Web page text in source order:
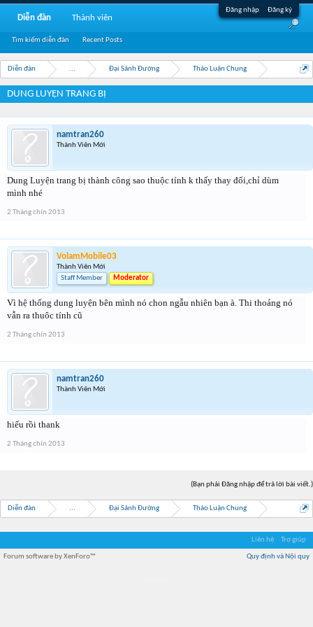
Đăng nhập Đăng ký
Diễn đàn ... Đại Sảnh Đường Thảo Luận Chung
DUNG LUYỆN TRANG BỊ
namtran260
Thành Viên Mới
Dung Luyện trang bị thành công sao thuộc tính k thấy thay đổi,chỉ dùm
mình nhé
2 Tháng chín 2013
VolamMobile03
Thành Viên Mới
Staff Member
Moderator
Vì hệ thống dung luyện bên mình nó chon ngẫu nhiên bạn à. Thi thoảng nó
vẫn ra thuôc tính cũ
2 Tháng chín 2013
namtran260
Thành Viên Mới
hiểu rồi thank
2 Tháng chín 2013
(Bạn phải Đăng nhập để trả lời bài viết.)
Diễn đàn ... Đại Sảnh Đường Thảo Luận Chung
Diễn đàn
Tìm kiếm diễn đàn Recent Posts
Thành viên
Liên hệ Trợ giúp
Quy định và Nội quy
Forum software by XenForo™